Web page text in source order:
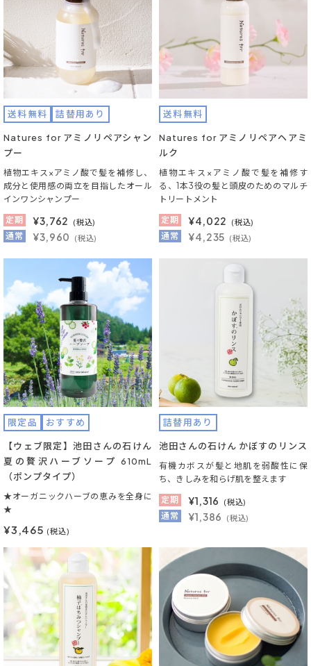
送料無料 詰替用あり
Natures for アミノリペアシャン
プー
植物エキス×アミノ酸で髪を補修し、
成分と使用感の両立を目指したオール
インワンシャンプー
定期
¥3,762 (税込)
通常 ¥3,960 (税込)
送料無料
Natures for アミノリペアヘアミ
ルク
植物エキス×アミノ酸で髪を補修す
る、1本3役の髪と頭皮のためのマルチ
トリートメント
定期
¥4,022 (税込)
通常 ¥4,235 (税込)
限定品 おすすめ
【ウェブ限定】池田さんの石けん
夏の贅沢ハーブソープ 610mL
（ポンプタイプ）
★オーガニックハーブの恵みを全身に
★
¥3,465 (税込)
詰替用あり
池田さんの石けん かぼすのリンス
有機カボスが髪と地肌を弱酸性に保
ち、きしみを和らげ肌を整えます
定期
¥1,316 (税込)
通常 ¥1,386 (税込)